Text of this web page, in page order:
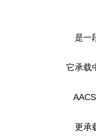
是一
它承载
更承